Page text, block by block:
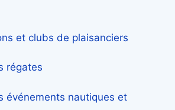
et clubs de plaisanciers
régates
événements nautiques et